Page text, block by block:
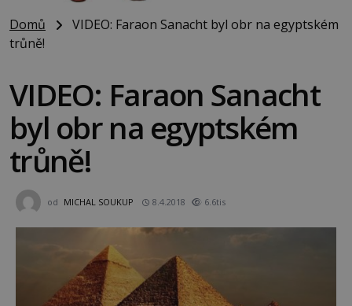
Domů
VIDEO: Faraon Sanacht byl obr na egyptském
trůně!
VIDEO: Faraon Sanacht
byl obr na egyptském
trůně!
od MICHAL SOUKUP 8.4.2018 6.6tis